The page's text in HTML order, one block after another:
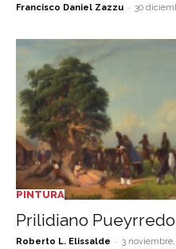
Francisco Daniel Zazzu - 30
PINTURA
Prilidiano
Roberto L. Elissalde - 3 noviembre,